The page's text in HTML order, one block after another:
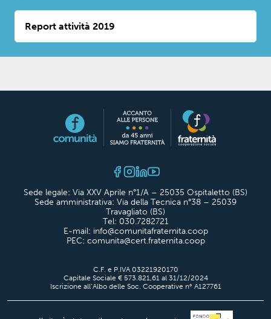
Report attività 2019
Sede legale: Via XXV Aprile n°1/A – 25035 Ospitaletto (BS)
Sede amministrativa: Via della Tecnica n°38 – 25039
Travagliato (BS)
Tel: 030.7282721
E-mail: info@comunitafraternita.coop
PEC: comunita@cert.fraternita.coop
C.F. e P.IVA 03221920170
Capitale Sociale € 573.821,61 al 31/12/2024
Iscrizione all’Albo delle Soc. Cooperative n° A127761